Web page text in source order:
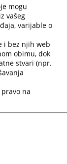
mogu
vašeg
varijable o
i bez njih web
obimu, dok
stvari (npr.
na